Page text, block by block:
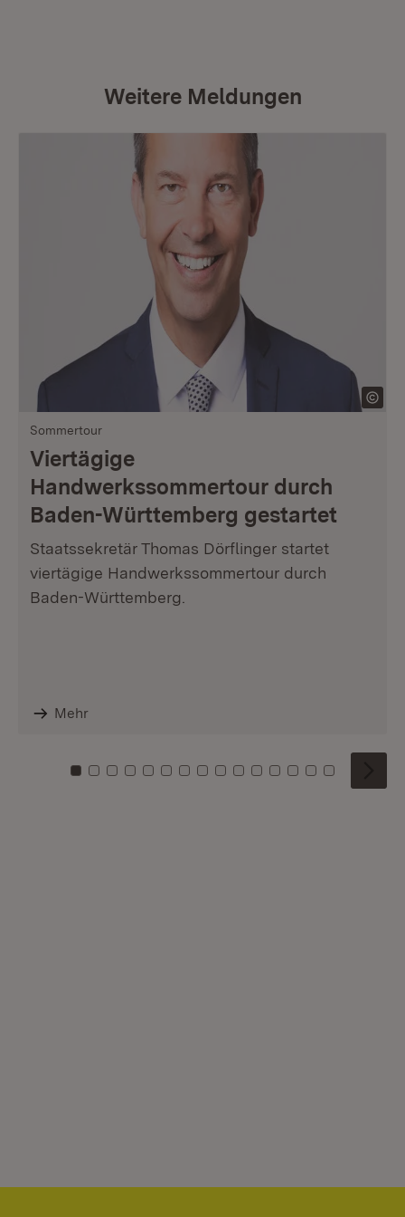
Weitere Meldungen
Sommertour
Viertägige
Handwerkssommertour durch
Baden-Württemberg gestartet
Staatssekretär Thomas Dörflinger startet
viertägige Handwerkssommertour durch
Baden-Württemberg.
Mehr
Zu Kachel: 0
Zu Kachel: 1
Zu Kachel: 2
Zu Kachel: 3
Zu Kachel: 4
Zu Kachel: 5
Zu Kachel: 6
Zu Kachel: 7
Zu Kachel: 8
Zu Kachel: 9
Zu Kachel: 10
Zu Kachel: 11
Zu Kachel: 12
Zu Kachel:
Zu